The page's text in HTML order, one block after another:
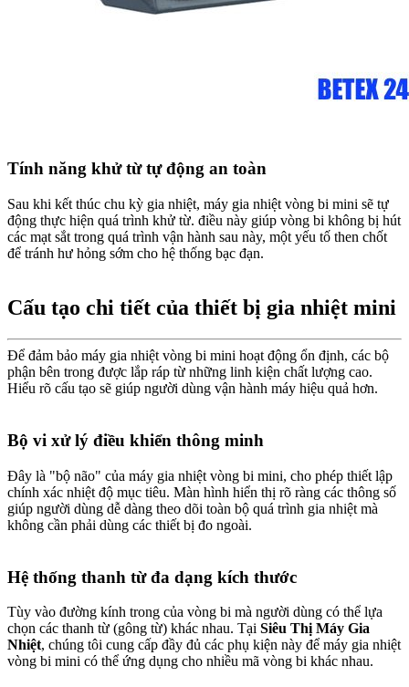
Tính năng khử từ tự động an toàn
Sau khi kết thúc chu kỳ gia nhiệt, máy gia nhiệt vòng bi mini sẽ tự
động thực hiện quá trình khử từ. điều này giúp vòng bi không bị hút
các mạt sắt trong quá trình vận hành sau này, một yếu tố then chốt
để tránh hư hỏng sớm cho hệ thống bạc đạn.
Cấu tạo chi tiết của thiết bị gia nhiệt mini
Để đảm bảo máy gia nhiệt vòng bi mini hoạt động ổn định, các bộ
phận bên trong được lắp ráp từ những linh kiện chất lượng cao.
Hiểu rõ cấu tạo sẽ giúp người dùng vận hành máy hiệu quả hơn.
Bộ vi xử lý điều khiển thông minh
Đây là "bộ não" của máy gia nhiệt vòng bi mini, cho phép thiết lập
chính xác nhiệt độ mục tiêu. Màn hình hiển thị rõ ràng các thông số
giúp người dùng dễ dàng theo dõi toàn bộ quá trình gia nhiệt mà
không cần phải dùng các thiết bị đo ngoài.
Hệ thống thanh từ đa dạng kích thước
Tùy vào đường kính trong của vòng bi mà người dùng có thể lựa
chọn các thanh từ (gông từ) khác nhau. Tại Siêu Thị Máy Gia
Nhiệt, chúng tôi cung cấp đầy đủ các phụ kiện này để máy gia nhiệt
vòng bi mini có thể ứng dụng cho nhiều mã vòng bi khác nhau.